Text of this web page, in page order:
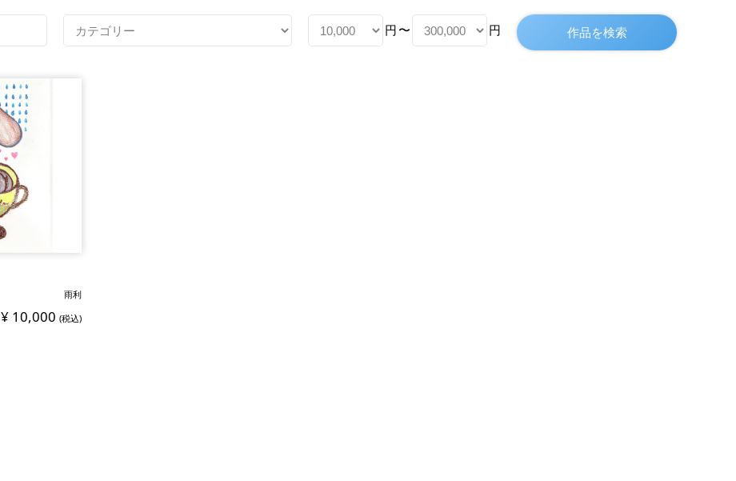
円 〜 円
雨利
¥ 10,000 (税込)